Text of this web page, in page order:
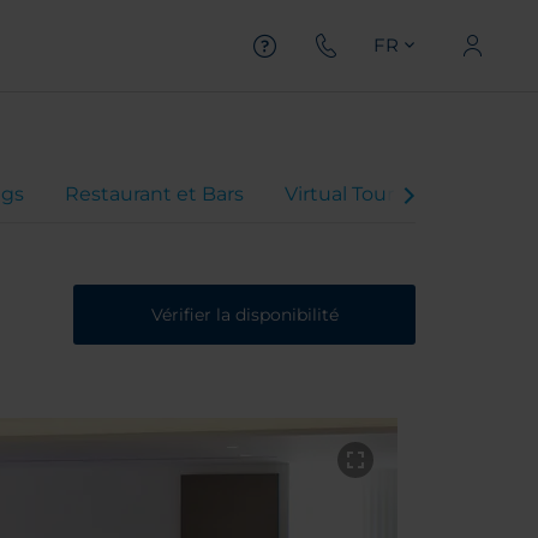
FR
Restaurant et Bars Virtual Tour
Vérifier la disponibilité